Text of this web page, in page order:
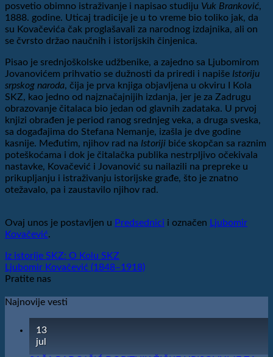
posvetio obimno istraživanje i napisao studiju Vuk Branković,
1888. godine. Uticaj tradicije je u to vreme bio toliko jak, da
su Kovačevića čak proglašavali za narodnog izdajnika, ali on
se čvrsto držao naučnih i istorijskih činjenica.
Pisao je srednjoškolske udžbenike, a zajedno sa Ljubomirom
Jovanovićem prihvatio se dužnosti da priredi i napiše Istoriju
srpskog naroda, čija je prva knjiga objavljena u okviru I Kola
SKZ, kao jedno od najznačajnijih izdanja, jer je za Zadrugu
obrazovanje čitalaca bio jedan od glavnih zadataka. U prvoj
knjizi obrađen je period ranog srednjeg veka, a druga sveska,
sa događajima do Stefana Nemanje, izašla je dve godine
kasnije. Međutim, njihov rad na Istoriji biće skopčan sa raznim
poteškoćama i dok je čitalačka publika nestrpljivo očekivala
nastavke, Kovačević i Jovanović su nailazili na prepreke u
prikupljanju i istraživanju istorijske građe, što je znatno
otežavalo, pa i zaustavilo njihov rad.
Ovaj unos je postavljen u Predsednici i označen Ljubomir
Kovačević.
Iz istorije SKZ: O Kolu SKZ
Ljubomir Kovačević (1848–1918)
Pratite nas
Najnovije vesti
13
jul